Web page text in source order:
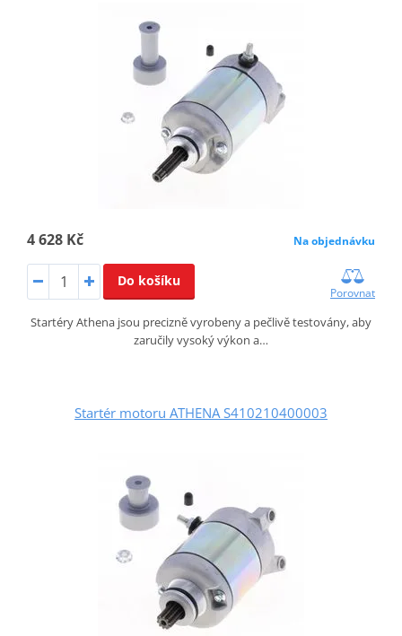
4 628 Kč Na objednávku
Do košíku
Porovnat
Startéry Athena jsou precizně vyrobeny a pečlivě testovány, aby
zaručily vysoký výkon a…
Startér motoru ATHENA S410210400003